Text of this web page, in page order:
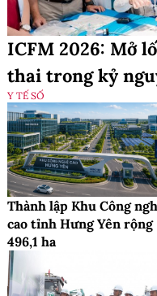
ICFM 2026: Mở
thai trong kỷ
Y TẾ SỐ
Thành lập Khu Công
cao tỉnh Hưng Yên rộng
496,1 ha